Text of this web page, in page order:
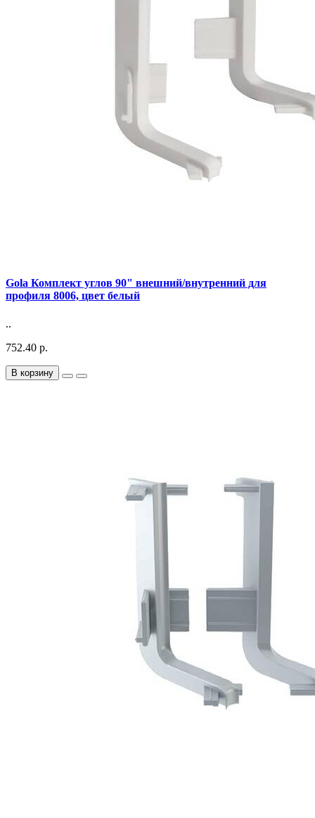
Gola Комплект углов 90" внешний/внутренний для
профиля 8006, цвет белый
..
752.40 р.
В корзину